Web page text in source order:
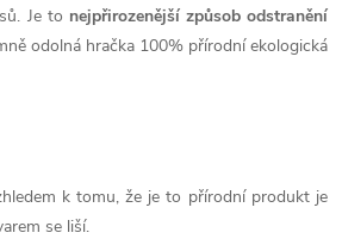
Je to nejpřirozenější způsob odstranění
odolná hračka 100% přírodní ekologická
k tomu, že je to přírodní produkt je
se liší.